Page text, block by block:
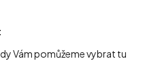
Vám pomůžeme vybrat tu